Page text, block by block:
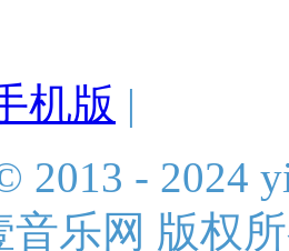
机版 |
2013 - 2024
音乐网 版权